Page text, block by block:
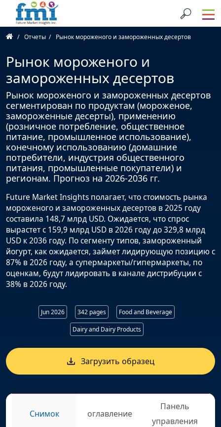
Отчеты Рынок мороженого и замороженных десертов
Рынок мороженого и
замороженных десертов
Рынок мороженого и замороженных десертов
сегментирован по продуктам (мороженое,
замороженные десерты), применению
(розничное потребление, общественное
питание, промышленное использование),
конечному использованию (домашние
потребители, индустрия общественного
питания, промышленные покупатели) и
регионам. Прогноз на 2026-2036 гг.
Future Market Insights полагает, что стоимость рынка
мороженого и замороженных десертов в 2025 году
составила 148,7 млрд USD. Ожидается, что спрос
вырастет с 159,9 млрд USD в 2026 году до 329,8 млрд
USD к 2036 году. По сегменту типов, замороженный
йогурт, как ожидается, займет лидирующую позицию с
87% в 2026 году, а супермаркеты/гипермаркеты, по
оценкам, будут лидировать в канале дистрибуции с
38% в 2026 году.
Jun 2026 342 pages Food and Beverage
Dairy and Dairy Products
Загрузить образец
Снимок оглавление
Панель
управления